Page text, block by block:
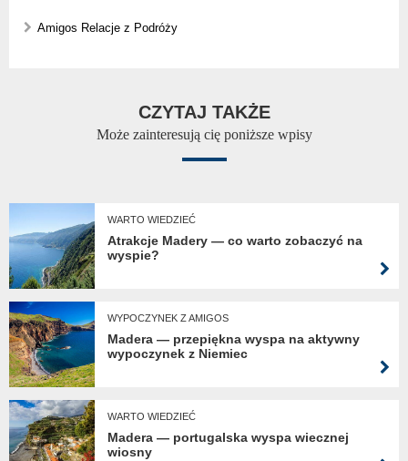
Amigos Relacje z Podróży
CZYTAJ TAKŻE
Może zainteresują cię poniższe wpisy
WARTO WIEDZIEĆ
Atrakcje Madery — co warto zobaczyć na
wyspie?
WYPOCZYNEK Z AMIGOS
Madera — przepiękna wyspa na aktywny
wypoczynek z Niemiec
WARTO WIEDZIEĆ
Madera — portugalska wyspa wiecznej
wiosny